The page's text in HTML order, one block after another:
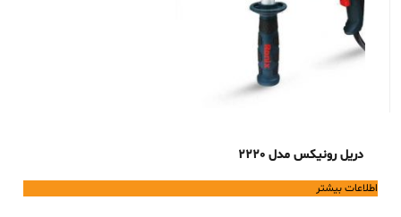
دریل رونیکس مدل 2220
اطلاعات بیشتر